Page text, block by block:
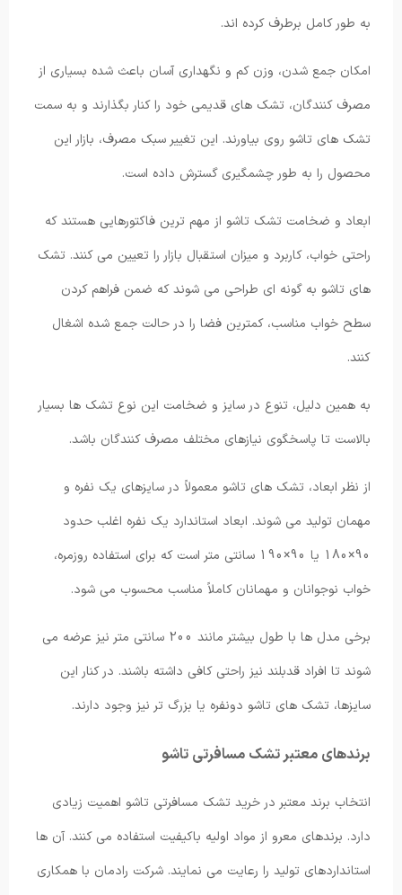
به طور کامل برطرف کرده اند.
امکان جمع شدن، وزن کم و نگهداری آسان باعث شده بسیاری از
مصرف کنندگان، تشک های قدیمی خود را کنار بگذارند و به سمت
تشک های تاشو روی بیاورند. این تغییر سبک مصرف، بازار این
محصول را به طور چشمگیری گسترش داده است.
ابعاد و ضخامت تشک تاشو از مهم ترین فاکتورهایی هستند که
راحتی خواب، کاربرد و میزان استقبال بازار را تعیین می کنند. تشک
های تاشو به گونه ای طراحی می شوند که ضمن فراهم کردن
سطح خواب مناسب، کمترین فضا را در حالت جمع شده اشغال
کنند.
به همین دلیل، تنوع در سایز و ضخامت این نوع تشک ها بسیار
بالاست تا پاسخگوی نیازهای مختلف مصرف کنندگان باشد.
از نظر ابعاد، تشک های تاشو معمولاً در سایزهای یک نفره و
مهمان تولید می شوند. ابعاد استاندارد یک نفره اغلب حدود
90×180 یا 90×190 سانتی متر است که برای استفاده روزمره،
خواب نوجوانان و مهمانان کاملاً مناسب محسوب می شود.
برخی مدل ها با طول بیشتر مانند 200 سانتی متر نیز عرضه می
شوند تا افراد قدبلند نیز راحتی کافی داشته باشند. در کنار این
سایزها، تشک های تاشو دونفره یا بزرگ تر نیز وجود دارند.
برندهای معتبر تشک مسافرتی تاشو
انتخاب برند معتبر در خرید تشک مسافرتی تاشو اهمیت زیادی
دارد. برندهای معرو از مواد اولیه باکیفیت استفاده می کنند. آن ها
استانداردهای تولید را رعایت می نمایند. شرکت رادمان با همکاری